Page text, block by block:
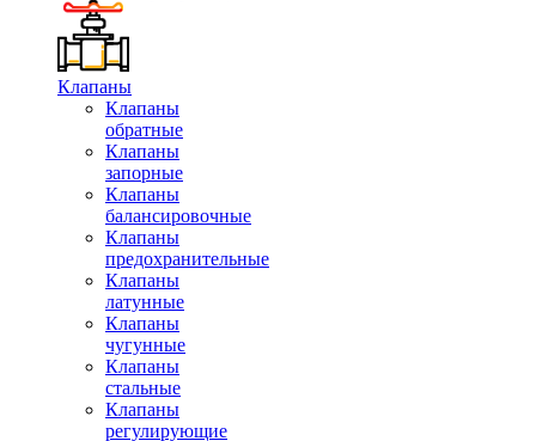
Клапаны
Клапаны
обратные
Клапаны
запорные
Клапаны
балансировочные
Клапаны
предохранительные
Клапаны
латунные
Клапаны
чугунные
Клапаны
стальные
Клапаны
регулирующие